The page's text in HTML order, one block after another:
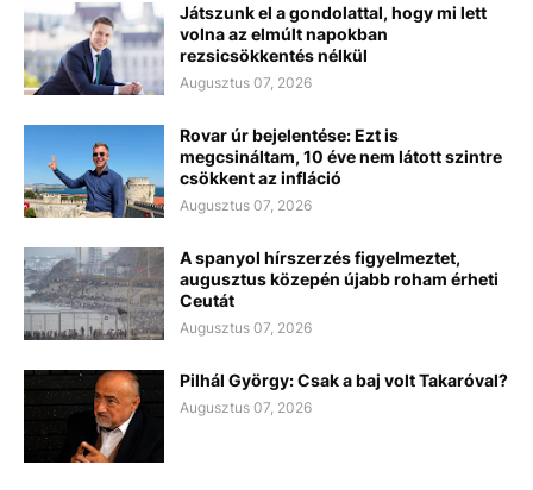
Játszunk el a gondolattal, hogy mi lett
volna az elmúlt napokban
rezsicsökkentés nélkül
Augusztus 07, 2026
Rovar úr bejelentése: Ezt is
megcsináltam, 10 éve nem látott szintre
csökkent az infláció
Augusztus 07, 2026
A spanyol hírszerzés figyelmeztet,
augusztus közepén újabb roham érheti
Ceutát
Augusztus 07, 2026
Pilhál György: Csak a baj volt Takaróval?
Augusztus 07, 2026